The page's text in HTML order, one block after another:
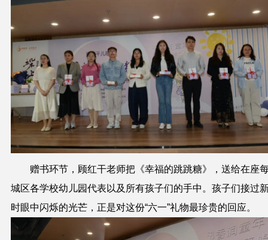
赠书环节，顾红干老师把《幸福的跳跳糖》，送给在座
城区各学校幼儿园代表以及所有孩子们的手中。孩子们接过
时眼中闪烁的光芒，正是对这份“六一”礼物最珍贵的回应。